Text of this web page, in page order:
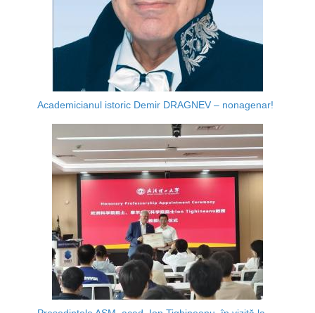
Academicianul istoric Demir DRAGNEV – nonagenar!